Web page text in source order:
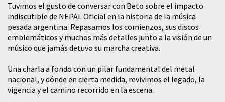
Tuvimos el gusto de conversar con Beto sobre el impacto
indiscutible de NEPAL Oficial en la historia de la música
pesada argentina. Repasamos los comienzos, sus discos
emblemáticos y muchos más detalles junto a la visión de un
músico que jamás detuvo su marcha creativa.
​Una charla a fondo con un pilar fundamental del metal
nacional, y dónde en cierta medida, revivimos el legado, la
vigencia y el camino recorrido en la escena.